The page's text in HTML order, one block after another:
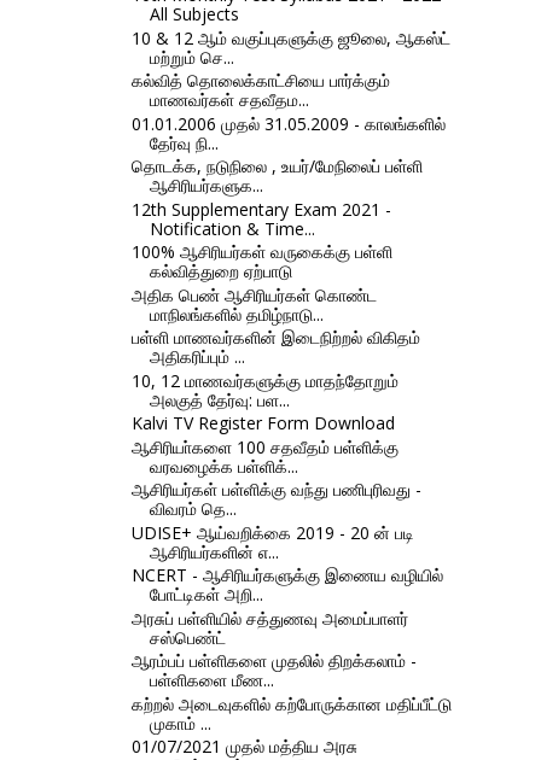
All Subjects
10 & 12 ஆம் வகுப்புகளுக்கு ஜூலை, ஆகஸ்ட்
மற்றும் செ...
கல்வித் தொலைக்காட்சியை பார்க்கும்
மாணவர்கள் சதவீதம...
01.01.2006 முதல் 31.05.2009 - காலங்களில்
தேர்வு நி...
தொடக்க, நடுநிலை , உயர்/மேநிலைப் பள்ளி
ஆசிரியர்களுக...
12th Supplementary Exam 2021 -
Notification & Time...
100% ஆசிரியர்கள் வருகைக்கு பள்ளி
கல்வித்துறை ஏற்பாடு
அதிக பெண் ஆசிரியர்கள் கொண்ட
மாநிலங்களில் தமிழ்நாடு...
பள்ளி மாணவர்களின் இடைநிற்றல் விகிதம்
அதிகரிப்பும் ...
10, 12 மாணவர்களுக்கு மாதந்தோறும்
அலகுத் தேர்வு: பள...
Kalvi TV Register Form Download
ஆசிரியா்களை 100 சதவீதம் பள்ளிக்கு
வரவழைக்க பள்ளிக்...
ஆசிரியர்கள் பள்ளிக்கு வந்து பணிபுரிவது -
விவரம் தெ...
UDISE+ ஆய்வறிக்கை 2019 - 20 ன் படி
ஆசிரியர்களின் எ...
NCERT - ஆசிரியர்களுக்கு இணைய வழியில்
போட்டிகள் அறி...
அரசுப் பள்ளியில் சத்துணவு அமைப்பாளர்
சஸ்பெண்ட்
ஆரம்பப் பள்ளிகளை முதலில் திறக்கலாம் -
பள்ளிகளை மீண...
கற்றல் அடைவுகளில் கற்போருக்கான மதிப்பீட்டு
முகாம் ...
01/07/2021 முதல் மத்திய அரசு